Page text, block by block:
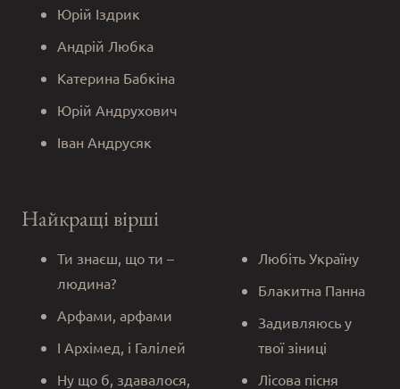
Юрій Іздрик
Андрій Любка
Катерина Бабкіна
Юрій Андрухович
Іван Андрусяк
Найкращі вірші
Ти знаєш, що ти –
людина?
Арфами, арфами
І Архімед, і Галілей
Ну що б, здавалося,
Любіть Україну
Блакитна Панна
Задивляюсь у
твої зіниці
Лісова пісня